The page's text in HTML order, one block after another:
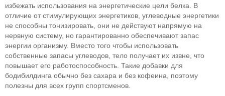
избежать использования на энергетические цели белка. В
отличие от стимулирующих энергетиков, углеводные энергетики
не способны тонизировать, они не действуют напрямую на
нервную систему, но гарантированно обеспечивают запас
энергии организму. Вместо того чтобы использовать
собственные запасы углеводов, тело получает их извне, что
повышает его работоспособность. Такие добавки для
бодибилдинга обычно без сахара и без кофеина, поэтому
полезны для всех групп спортсменов.